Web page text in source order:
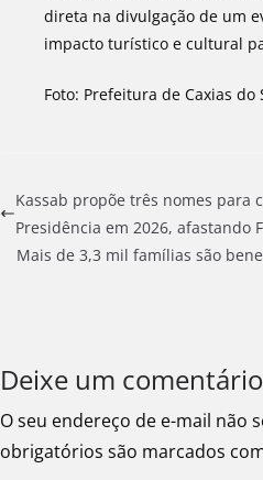
direta na divulgação de um
impacto turístico e cultural
Foto: Prefeitura de Caxias do
Kassab propõe três nomes para
Presidência em 2026, afastando
Mais de 3,3 mil famílias são
Deixe um comentário
O seu endereço de e-mail não
obrigatórios são marcados